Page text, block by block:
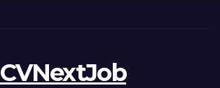
CVNextJob